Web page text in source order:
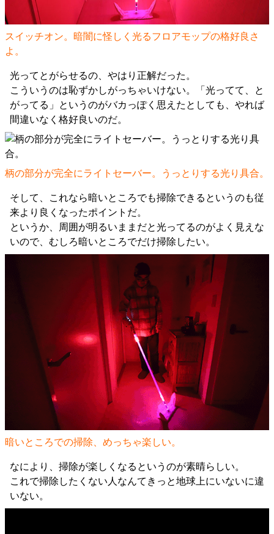
スイッチオン。暗闇に怪しく光るフロアモップの格好良さ
よ。
光ってとがらせるの、やはり正解だった。
こういうのは恥ずかしがっちゃいけない。「光ってて、と
がってる」というのがバカっぽく思えたとしても、やれば
間違いなく格好良いのだ。
柄の部分が完全にライトセーバー。うっとりする光り具合。
そして、これなら暗いところでも掃除できるというのも従
来より良くなったポイントだ。
というか、周囲が明るいままだと光ってるのがよく見えな
いので、むしろ暗いところでだけ掃除したい。
暗いところでの掃除、めっちゃ楽しい。
なにより、掃除が楽しくなるというのが素晴らしい。
これで掃除したくない人なんてきっと地球上にいないに違
いない。